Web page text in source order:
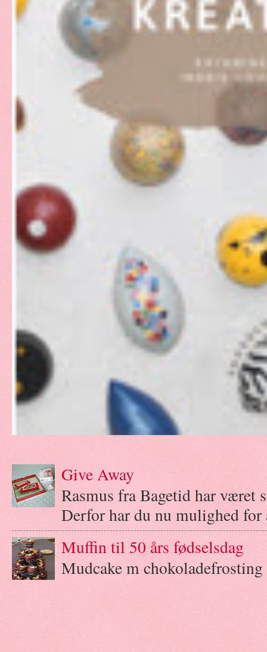
Give Away
Rasmus fra Bagetid har været
Derfor har du nu mulighed
Muffin til 50 års fødselsdag
Mudcake m chokoladefrosting